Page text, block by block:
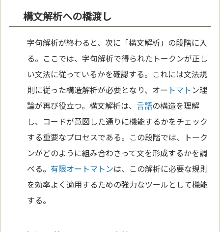
構文解析への橋渡し
字句解析が終わると、次に「構文解析」の段階に入
る。ここでは、字句解析で得られたトークンが正し
い文法に従っているかを確認する。これには文法規
則に従った構造解析が必要となり、オー トマトン理
論が再び役立つ。構文解析は、言語の構造を理解
し、コードが意図した通りに機能するかをチェック
する重要なプロセスである。この段階では、トーク
ンがどのように組み合わさって文を形成するかを調
べる。 有限オートマトンは、この解析に必要な規則
を効率よく適用するための強力なツールとして機能
する。